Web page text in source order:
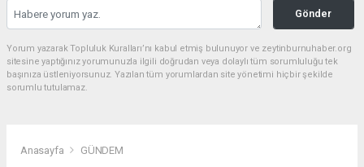
Gönder
Yorum yazarak Topluluk Kuralları’nı kabul etmiş bulunuyor ve zeytinburnuhaber.org
sitesine yaptığınız yorumunuzla ilgili doğrudan veya dolaylı tüm sorumluluğu tek
başınıza üstleniyorsunuz. Yazılan tüm yorumlardan site yönetimi hiçbir şekilde
sorumlu tutulamaz.
Anasayfa GÜNDEM